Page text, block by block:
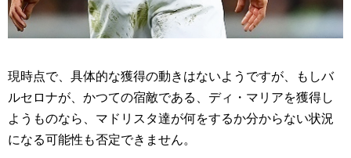
現時点で、具体的な獲得の動きはないようですが、もしバ
ルセロナが、かつての宿敵である、ディ・マリアを獲得し
ようものなら、マドリスタ達が何をするか分からない状況
になる可能性も否定できません。